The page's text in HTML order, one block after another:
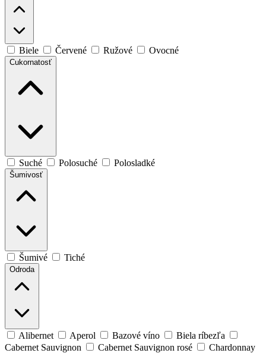
Biele Červené Ružové Ovocné
Cukornatosť
Suché Polosuché Polosladké
Šumivosť
Šumivé Tiché
Odroda
Alibernet Aperol Bazové víno
Biela ríbezľa
Cabernet Sauvignon
Cabernet Sauvignon rosé
Chardonnay